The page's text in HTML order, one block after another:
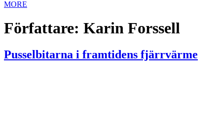
MORE
Författare: Karin Forssell
Pusselbitarna i framtidens fjärrvärme